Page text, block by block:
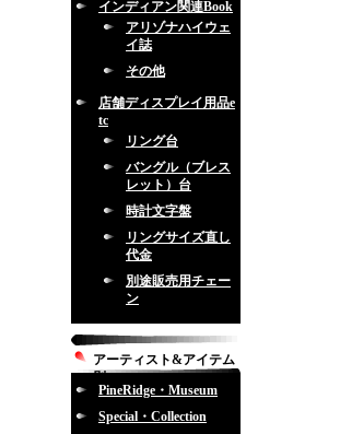
インディアン関連Book
アリゾナハイウェ
イ誌
その他
店舗ディスプレイ用品e
tc
リング台
バングル（ブレス
レット）台
時計文字盤
リングサイズ直し
代金
別途販売用チェー
ン
アーティスト&アイテム
別
PineRidge・Museum
Special・Collection